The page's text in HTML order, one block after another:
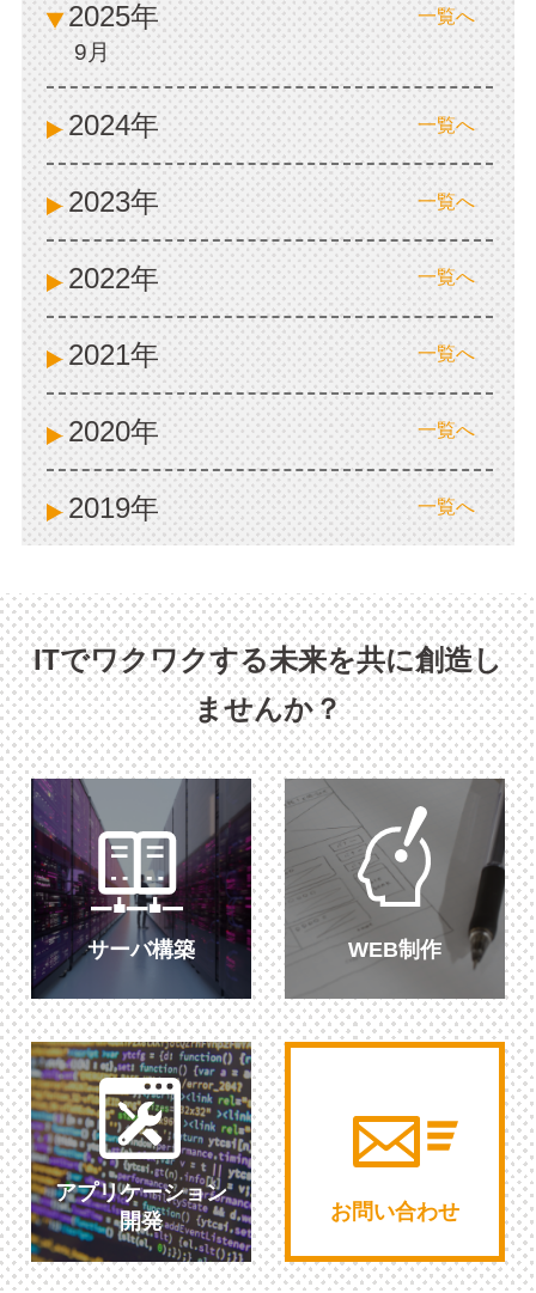
2025年 一覧へ
9月
2024年 一覧へ
2023年 一覧へ
2022年 一覧へ
2021年 一覧へ
2020年 一覧へ
2019年 一覧へ
ITでワクワクする未来を共に創造し
ませんか？
サーバ構築 WEB制作
アプリケーション
開発
お問い合わせ